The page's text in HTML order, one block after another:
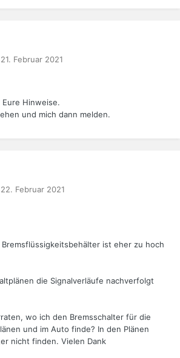
21. Februar 2021
Hinweise.
und mich dann melden.
22. Februar 2021
ist eher zu hoch
die Signalverläufe nachverfolgt
wo ich den Bremsschalter für die
und im Auto finde? In den Plänen
nicht finden. Vielen Dank